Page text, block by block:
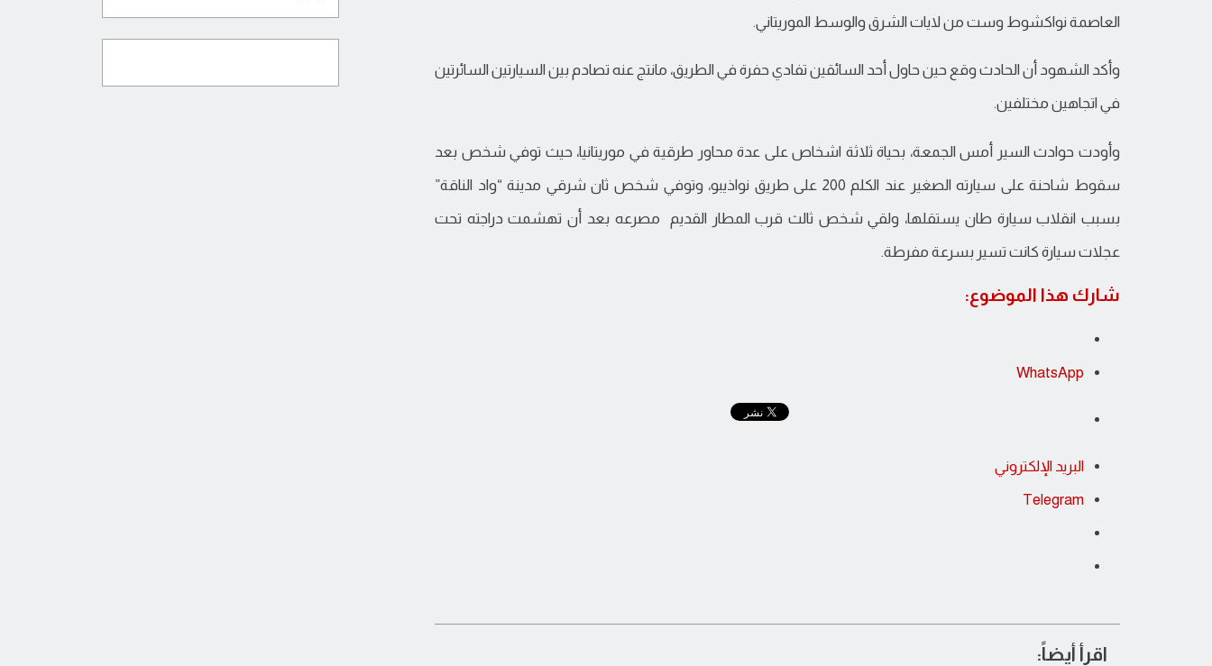
العاصمة نواكشوط وست من لايات الشرق والوسط الموريتاني.
وأكد الشهود أن الحادث وقع حين حاول أحد السائقين تفادي حفرة في الطريق، مانتج عنه تصادم بين السيارتين السائرتين
في اتجاهين مختلفين.
وأودت حوادث السير أمس الجمعة، بحياة ثلاثة اشخاص على عدة محاور طرقية في موريتانيا، حيث توفي شخص بعد
سقوط شاحنة على سيارته الصغير عند الكلم 200 على طريق نواذيبو، وتوفي شخص ثان شرقي مدينة “واد الناقة”
بسبب انقلاب سيارة طان يستقلها، ولقي شخص ثالث قرب المطار القديم مصرعه بعد أن تهشمت دراجته تحت
عجلات سيارة كانت تسير بسرعة مفرطة.
شارك هذا الموضوع:
WhatsApp
البريد الإلكتروني
Telegram
اقرأ أيضاً: